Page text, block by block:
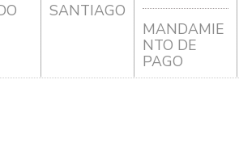
SANTIAGO
MANDAMIE
NTO DE
PAGO